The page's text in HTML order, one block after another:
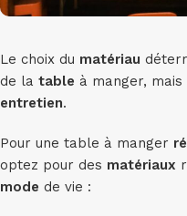
Le choix du matériau
de la table à manger, mais
entretien.
Pour une table à manger
optez pour des matériaux
mode de vie :